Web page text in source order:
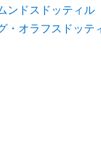
ンドスドッティル
・オラフスドッテ